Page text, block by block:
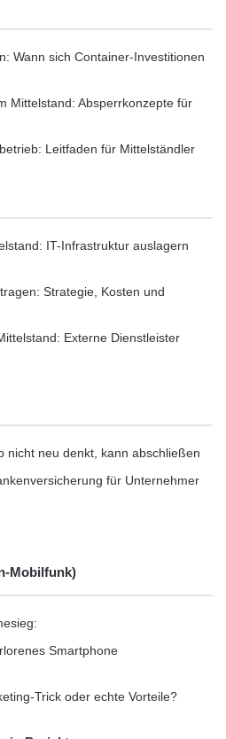
Motorenöl auf
stets im Kofferraum
Bedarf dieselbe Qualität
Wann sich Container-Investitionen
Mittelstand: Absperrkonzepte für
Leitfaden für Mittelständler
IT-Infrastruktur auslagern
Strategie, Kosten und
Externe Dienstleister
nicht neu denkt, kann abschließen
für Unternehmer
Mobilfunk)
Smartphone
Trick oder echte Vorteile?